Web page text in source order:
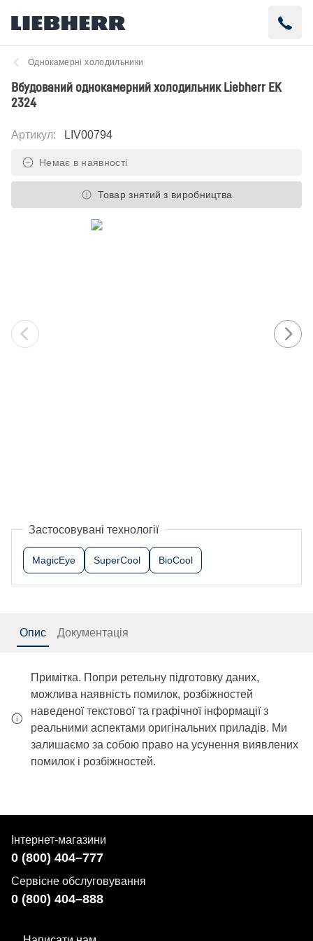
Однокамерні холодильники
Вбудований однокамерний холодильник Liebherr EK
2324
Артикул: LIV00794
Немає в наявності
Товар знятий з виробництва
Застосовувані технології
MagicEye SuperCool BioCool
Опис Документація
Примітка. Попри ретельну підготовку даних,
можлива наявність помилок, розбіжностей
наведеної текстової та графічної інформації з
реальними аспектами оригінальних приладів. Ми
залишаємо за собою право на усунення виявлених
помилок і розбіжностей.
Інтернет-магазини
0 (800) 404–777
Сервісне обслуговування
0 (800) 404–888